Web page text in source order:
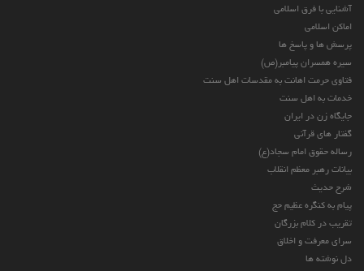
آشنایی با فرق اسلامی
اماکن اسلامی
پرسش ها و پاسخ ها
سیره همسران پیامبر(ص)
فتاوی حرمت اهانت به مقدسات اهل سنت
خدمات به اهل سنت
جایگاه زن در ایران
گفتار های قرآنی
رساله حقوق امام سجاد(ع)
بیانات رهبر معظم انقلاب
شرح حدیث
پیام به کنگره عظیم حج
تقریب در کلام بزرگان
سرای معرفت و اخلاق
دل نوشته ها